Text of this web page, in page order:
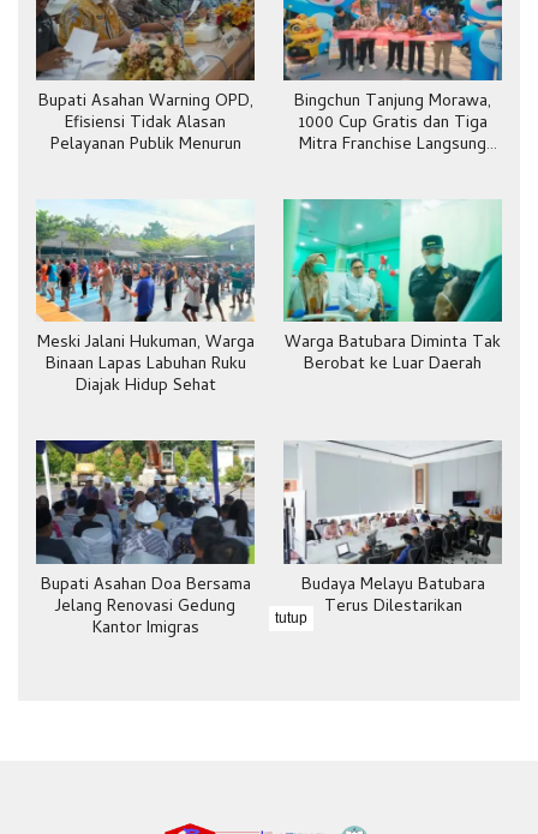
Bupati Asahan Warning OPD,
Efisiensi Tidak Alasan
Pelayanan Publik Menurun
Bingchun Tanjung Morawa,
1000 Cup Gratis dan Tiga
Mitra Franchise Langsung
Meski Jalani Hukuman, Warga
Binaan Lapas Labuhan Ruku
Diajak Hidup Sehat
Warga Batubara Diminta Tak
Berobat ke Luar Daerah
Bupati Asahan Doa Bersama
Jelang Renovasi Gedung
Kantor Imigras
Budaya Melayu Batubara
Terus Dilestarikan
tutup